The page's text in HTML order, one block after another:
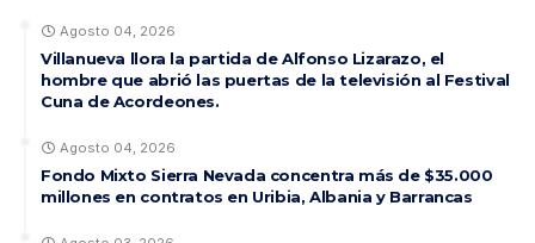
Agosto 04, 2026
Villanueva llora la partida de Alfonso Lizarazo, el
hombre que abrió las puertas de la televisión al Festival
Cuna de Acordeones.
Agosto 04, 2026
Fondo Mixto Sierra Nevada concentra más de $35.000
millones en contratos en Uribia, Albania y Barrancas